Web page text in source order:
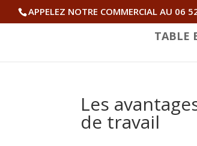
APPELEZ NOTRE COMMERCIAL AU 06
TABLE
Les
de travail